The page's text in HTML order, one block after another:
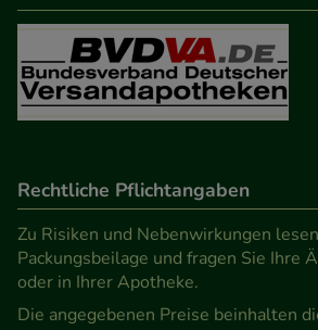
Rechtliche Pflichtangaben
Zu Risiken und Nebenwirkungen
Packungsbeilage und fragen Sie Ihre
oder in Ihrer Apotheke.
Die angegebenen Preise beinhalten